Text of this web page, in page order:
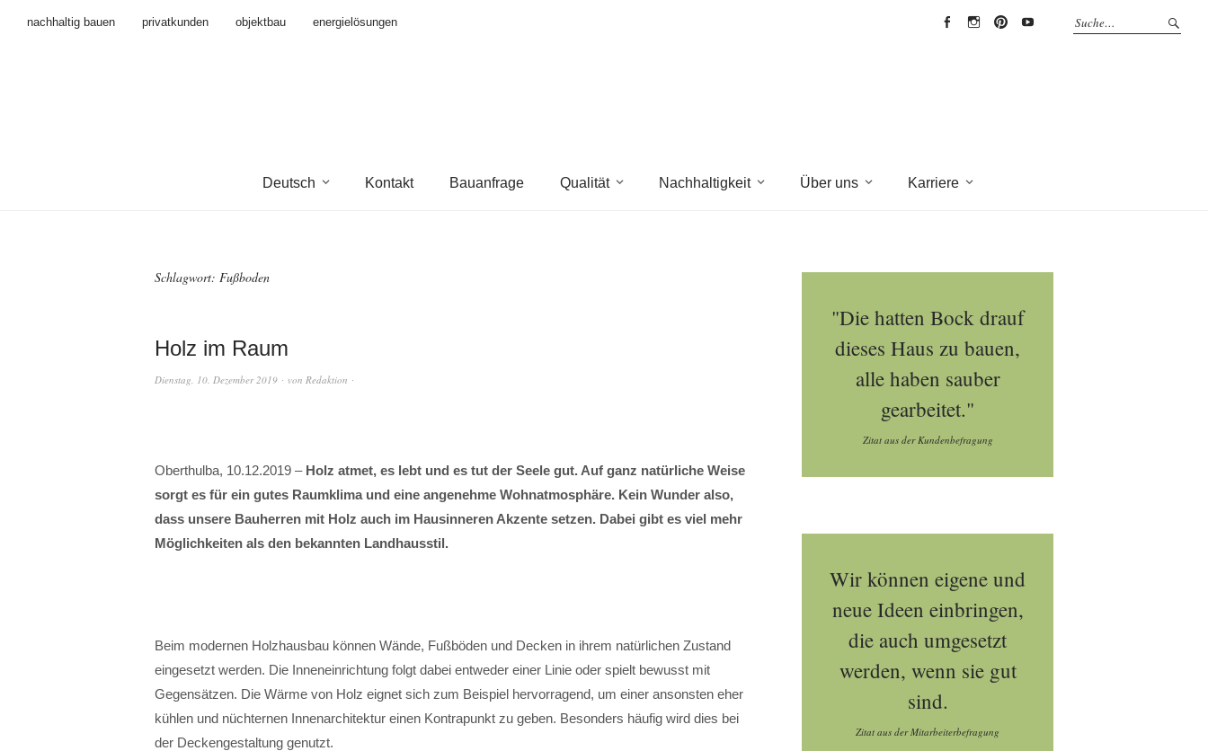
nachhaltig bauen privatkunden objektbau
energielösungen
Deutsch Kontakt Bauanfrage Qualität Nachhaltigkeit Über uns Karriere
Schlagwort: Fußboden
Holz im Raum
Dienstag, 10. Dezember 2019 von Redaktion
Oberthulba, 10.12.2019 – Holz atmet, es lebt und es tut der Seele gut. Auf ganz natürliche Weise
sorgt es für ein gutes Raumklima und eine angenehme Wohnatmosphäre. Kein Wunder also,
dass unsere Bauherren mit Holz auch im Hausinneren Akzente setzen. Dabei gibt es viel mehr
Möglichkeiten als den bekannten Landhausstil.
Beim modernen Holzhausbau können Wände, Fußböden und Decken in ihrem natürlichen Zustand
eingesetzt werden. Die Inneneinrichtung folgt dabei entweder einer Linie oder spielt bewusst mit
Gegensätzen. Die Wärme von Holz eignet sich zum Beispiel hervorragend, um einer ansonsten eher
kühlen und nüchternen Innenarchitektur einen Kontrapunkt zu geben. Besonders häufig wird dies bei
der Deckengestaltung genutzt.
"Die hatten Bock drauf
dieses Haus zu bauen,
alle haben sauber
gearbeitet."
Zitat aus der Kundenbefragung
Wir können eigene und
neue Ideen einbringen,
die auch umgesetzt
werden, wenn sie gut
sind.
Zitat aus der Mitarbeiterbefragung